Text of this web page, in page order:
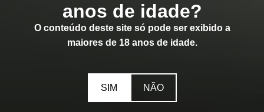
anos de idade?
O conteúdo deste site só pode ser exibido a
maiores de 18 anos de idade.
SIM NÃO